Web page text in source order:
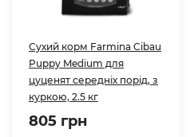
Сухий корм Farmina Cibau
Puppy Medium для
цуценят середніх порід, з
куркою, 2.5 кг
805 грн